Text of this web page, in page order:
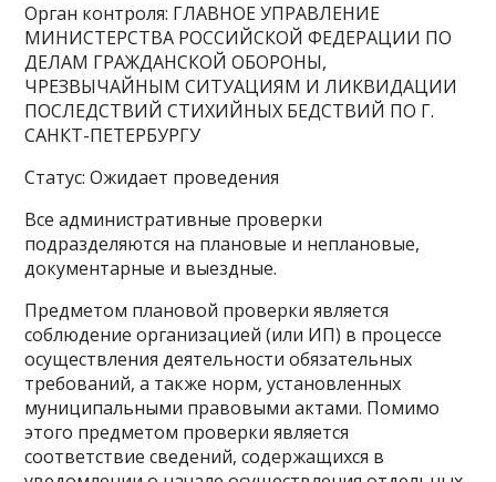
Орган контроля: ГЛАВНОЕ УПРАВЛЕНИЕ
МИНИСТЕРСТВА РОССИЙСКОЙ ФЕДЕРАЦИИ ПО
ДЕЛАМ ГРАЖДАНСКОЙ ОБОРОНЫ,
ЧРЕЗВЫЧАЙНЫМ СИТУАЦИЯМ И ЛИКВИДАЦИИ
ПОСЛЕДСТВИЙ СТИХИЙНЫХ БЕДСТВИЙ ПО Г.
САНКТ-ПЕТЕРБУРГУ
Статус: Ожидает проведения
Все административные проверки
подразделяются на плановые и неплановые,
документарные и выездные.
Предметом плановой проверки является
соблюдение организацией (или ИП) в процессе
осуществления деятельности обязательных
требований, а также норм, установленных
муниципальными правовыми актами. Помимо
этого предметом проверки является
соответствие сведений, содержащихся в